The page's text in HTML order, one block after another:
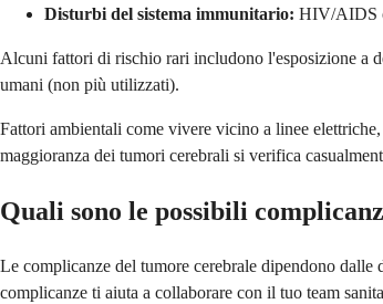
Disturbi del sistema immunitario: HIV/AIDS
Alcuni fattori di rischio rari includono l'esposizione a
umani (non più utilizzati).
Fattori ambientali come vivere vicino a linee
maggioranza dei tumori cerebrali si verifica
Quali sono le possibili
Le complicanze del tumore cerebrale dipendono
complicanze ti aiuta a collaborare con il tuo team